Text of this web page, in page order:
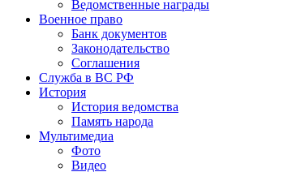
Ведомственные награды
Военное право
Банк документов
Законодательство
Соглашения
Служба в ВС РФ
История
История ведомства
Память народа
Мультимедиа
Фото
Видео